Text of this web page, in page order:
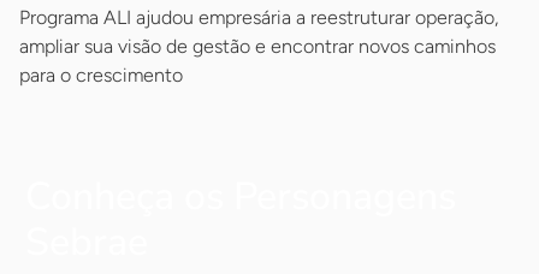
Programa ALI ajudou empresária a reestruturar operação,
ampliar sua visão de gestão e encontrar novos caminhos
para o crescimento